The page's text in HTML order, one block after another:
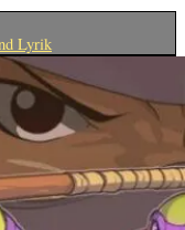
Lyrik